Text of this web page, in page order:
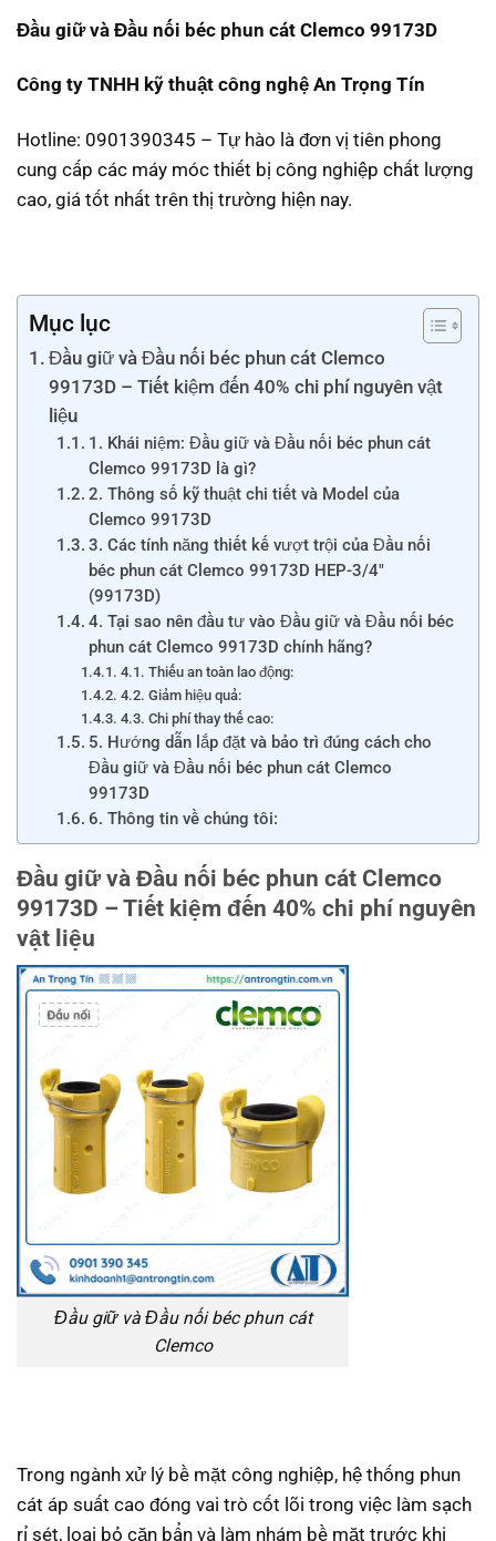
Đầu giữ và Đầu nối béc phun cát Clemco 99173D
Công ty TNHH kỹ thuật công nghệ An Trọng Tín
Hotline: 0901390345 – Tự hào là đơn vị tiên phong
cung cấp các máy móc thiết bị công nghiệp chất lượng
cao, giá tốt nhất trên thị trường hiện nay.
Mục lục
Đầu giữ và Đầu nối béc phun cát Clemco
99173D – Tiết kiệm đến 40% chi phí nguyên vật
liệu
1. Khái niệm: Đầu giữ và Đầu nối béc phun cát
Clemco 99173D là gì?
2. Thông số kỹ thuật chi tiết và Model của
Clemco 99173D
3. Các tính năng thiết kế vượt trội của Đầu nối
béc phun cát Clemco 99173D HEP-3/4″
(99173D)
4. Tại sao nên đầu tư vào Đầu giữ và Đầu nối béc
phun cát Clemco 99173D chính hãng?
4.1. Thiếu an toàn lao động:
4.2. Giảm hiệu quả:
4.3. Chi phí thay thế cao:
5. Hướng dẫn lắp đặt và bảo trì đúng cách cho
Đầu giữ và Đầu nối béc phun cát Clemco
99173D
6. Thông tin về chúng tôi:
Đầu giữ và Đầu nối béc phun cát Clemco
99173D – Tiết kiệm đến 40% chi phí nguyên
vật liệu
Đầu giữ và Đầu nối béc phun cát
Clemco
Trong ngành xử lý bề mặt công nghiệp, hệ thống phun
cát áp suất cao đóng vai trò cốt lõi trong việc làm sạch
rỉ sét, loại bỏ cặn bẩn và làm nhám bề mặt trước khi